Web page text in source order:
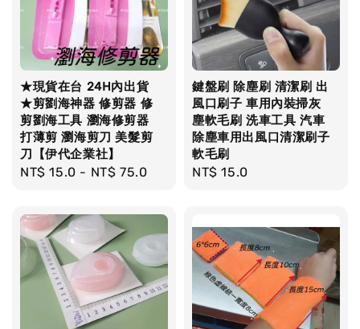
★現貨在台 24H內出貨
★剪劉海神器 修剪器 修
剪劉海工具 瀏海修剪器
打薄剪 瀏海剪刀 美髮剪
刀【伊代企業社】
Regular
NT$ 15.0 - NT$ 75.0
鍵盤刷 除塵刷 清潔刷 出
風口刷子 車用內裝掃灰
塵軟毛刷 洗車工具 汽車
除塵車用出風口清潔刷子
軟毛刷
Regular
NT$ 15.0